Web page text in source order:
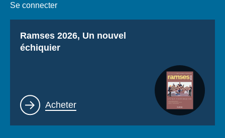
Se connecter
Titre
Ramses 2026, Un nouvel
échiquier
Lien
Acheter